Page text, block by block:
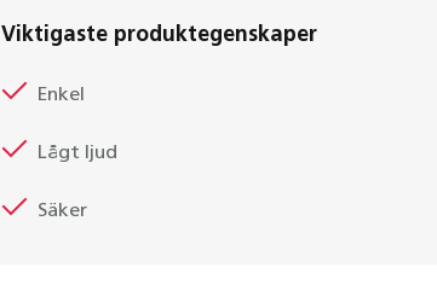
Viktigaste produktegenskaper
Enkel
Lågt ljud
Säker